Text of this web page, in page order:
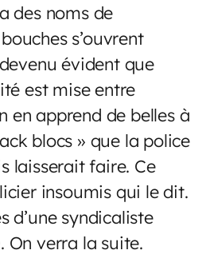
des noms de
s’ouvrent
évident que
est mise entre
en apprend de belles à
blocs » que la police
laisserait faire. Ce
insoumis qui le dit.
d’une syndicaliste
On verra la suite.